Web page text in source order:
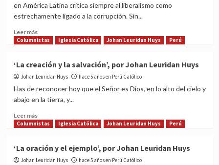
en América Latina critica siempre al liberalismo como
estrechamente ligado a la corrupción. Sin...
Leer másRead
more
vacío
ético
del
liberalismo
del
socialismo,
Leuridan
Huys
Columnistas Iglesia Católica Johan Leuridan Huys Perú
‘La creación y la salvación’, por Johan Leuridan Huys
Johan Leuridan Huys hace 5 años en Perú Católico
Has de reconocer hoy que el Señor es Dios, en lo alto del cielo y
abajo en la tierra, y...
Leer másRead
more
creación
y
Columnistas Iglesia Católica Johan Leuridan Huys Perú
‘La oración y el ejemplo’, por Johan Leuridan Huys
Johan Leuridan Huys hace 5 años en Perú Católico